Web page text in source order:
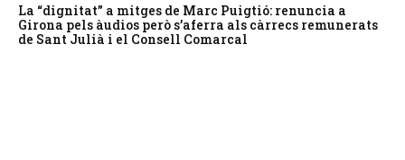
La “dignitat” a mitges de Marc Puigtió: renuncia a
Girona pels àudios però s’aferra als càrrecs remunerats
de Sant Julià i el Consell Comarcal